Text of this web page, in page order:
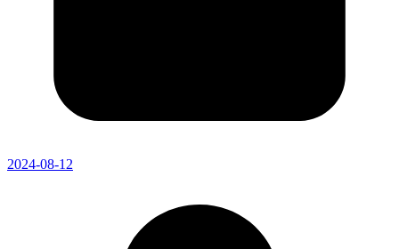
2024-08-12